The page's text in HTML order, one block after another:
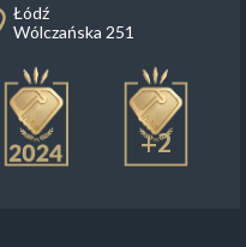
Łódź
Wólczańska 251
+2